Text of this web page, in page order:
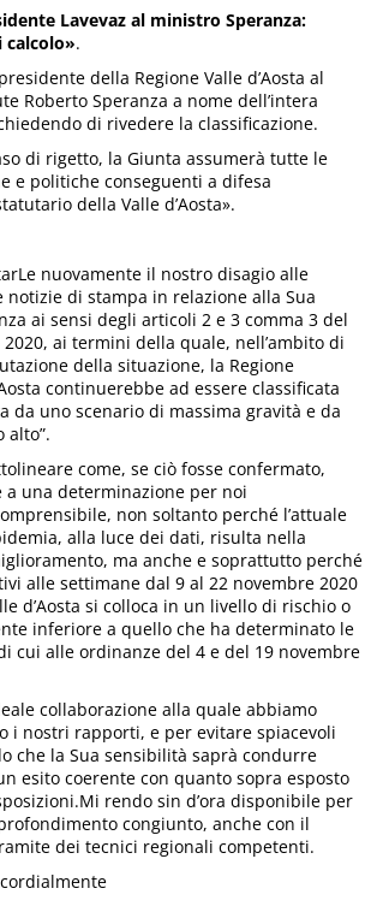
Lavevaz al ministro Speranza:
.
della Regione Valle d’Aosta al
Roberto Speranza a nome dell’intera
di rivedere la classificazione.
di rigetto, la Giunta assumerà tutte le
e politiche conseguenti a difesa
della Valle d’Aosta».
nuovamente il nostro disagio alle
notizie di stampa in relazione alla Sua
ai sensi degli articoli 2 e 3 comma 3 del
ai termini della quale, nell’ambito di
della situazione, la Regione
continuerebbe ad essere classificata
da uno scenario di massima gravità e da
alto”.
come, se ciò fosse confermato,
una determinazione per noi
non soltanto perché l’attuale
alla luce dei dati, risulta nella
ma anche e soprattutto perché
alle settimane dal 9 al 22 novembre 2020
d’Aosta si colloca in un livello di rischio o
inferiore a quello che ha determinato le
cui alle ordinanze del 4 e del 19 novembre
collaborazione alla quale abbiamo
i nostri rapporti, e per evitare spiacevoli
che la Sua sensibilità saprà condurre
esito coerente con quanto sopra esposto
rendo sin d’ora disponibile per
congiunto, anche con il
dei tecnici regionali competenti.